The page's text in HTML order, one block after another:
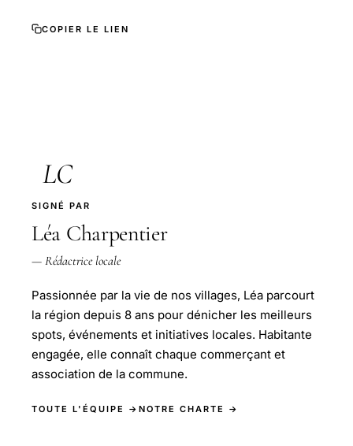
COPIER LE LIEN
LC
SIGNÉ PAR
Léa Charpentier
— Rédactrice locale
Passionnée par la vie de nos villages, Léa parcourt
la région depuis 8 ans pour dénicher les meilleurs
spots, événements et initiatives locales. Habitante
engagée, elle connaît chaque commerçant et
association de la commune.
TOUTE L'ÉQUIPE → NOTRE CHARTE →